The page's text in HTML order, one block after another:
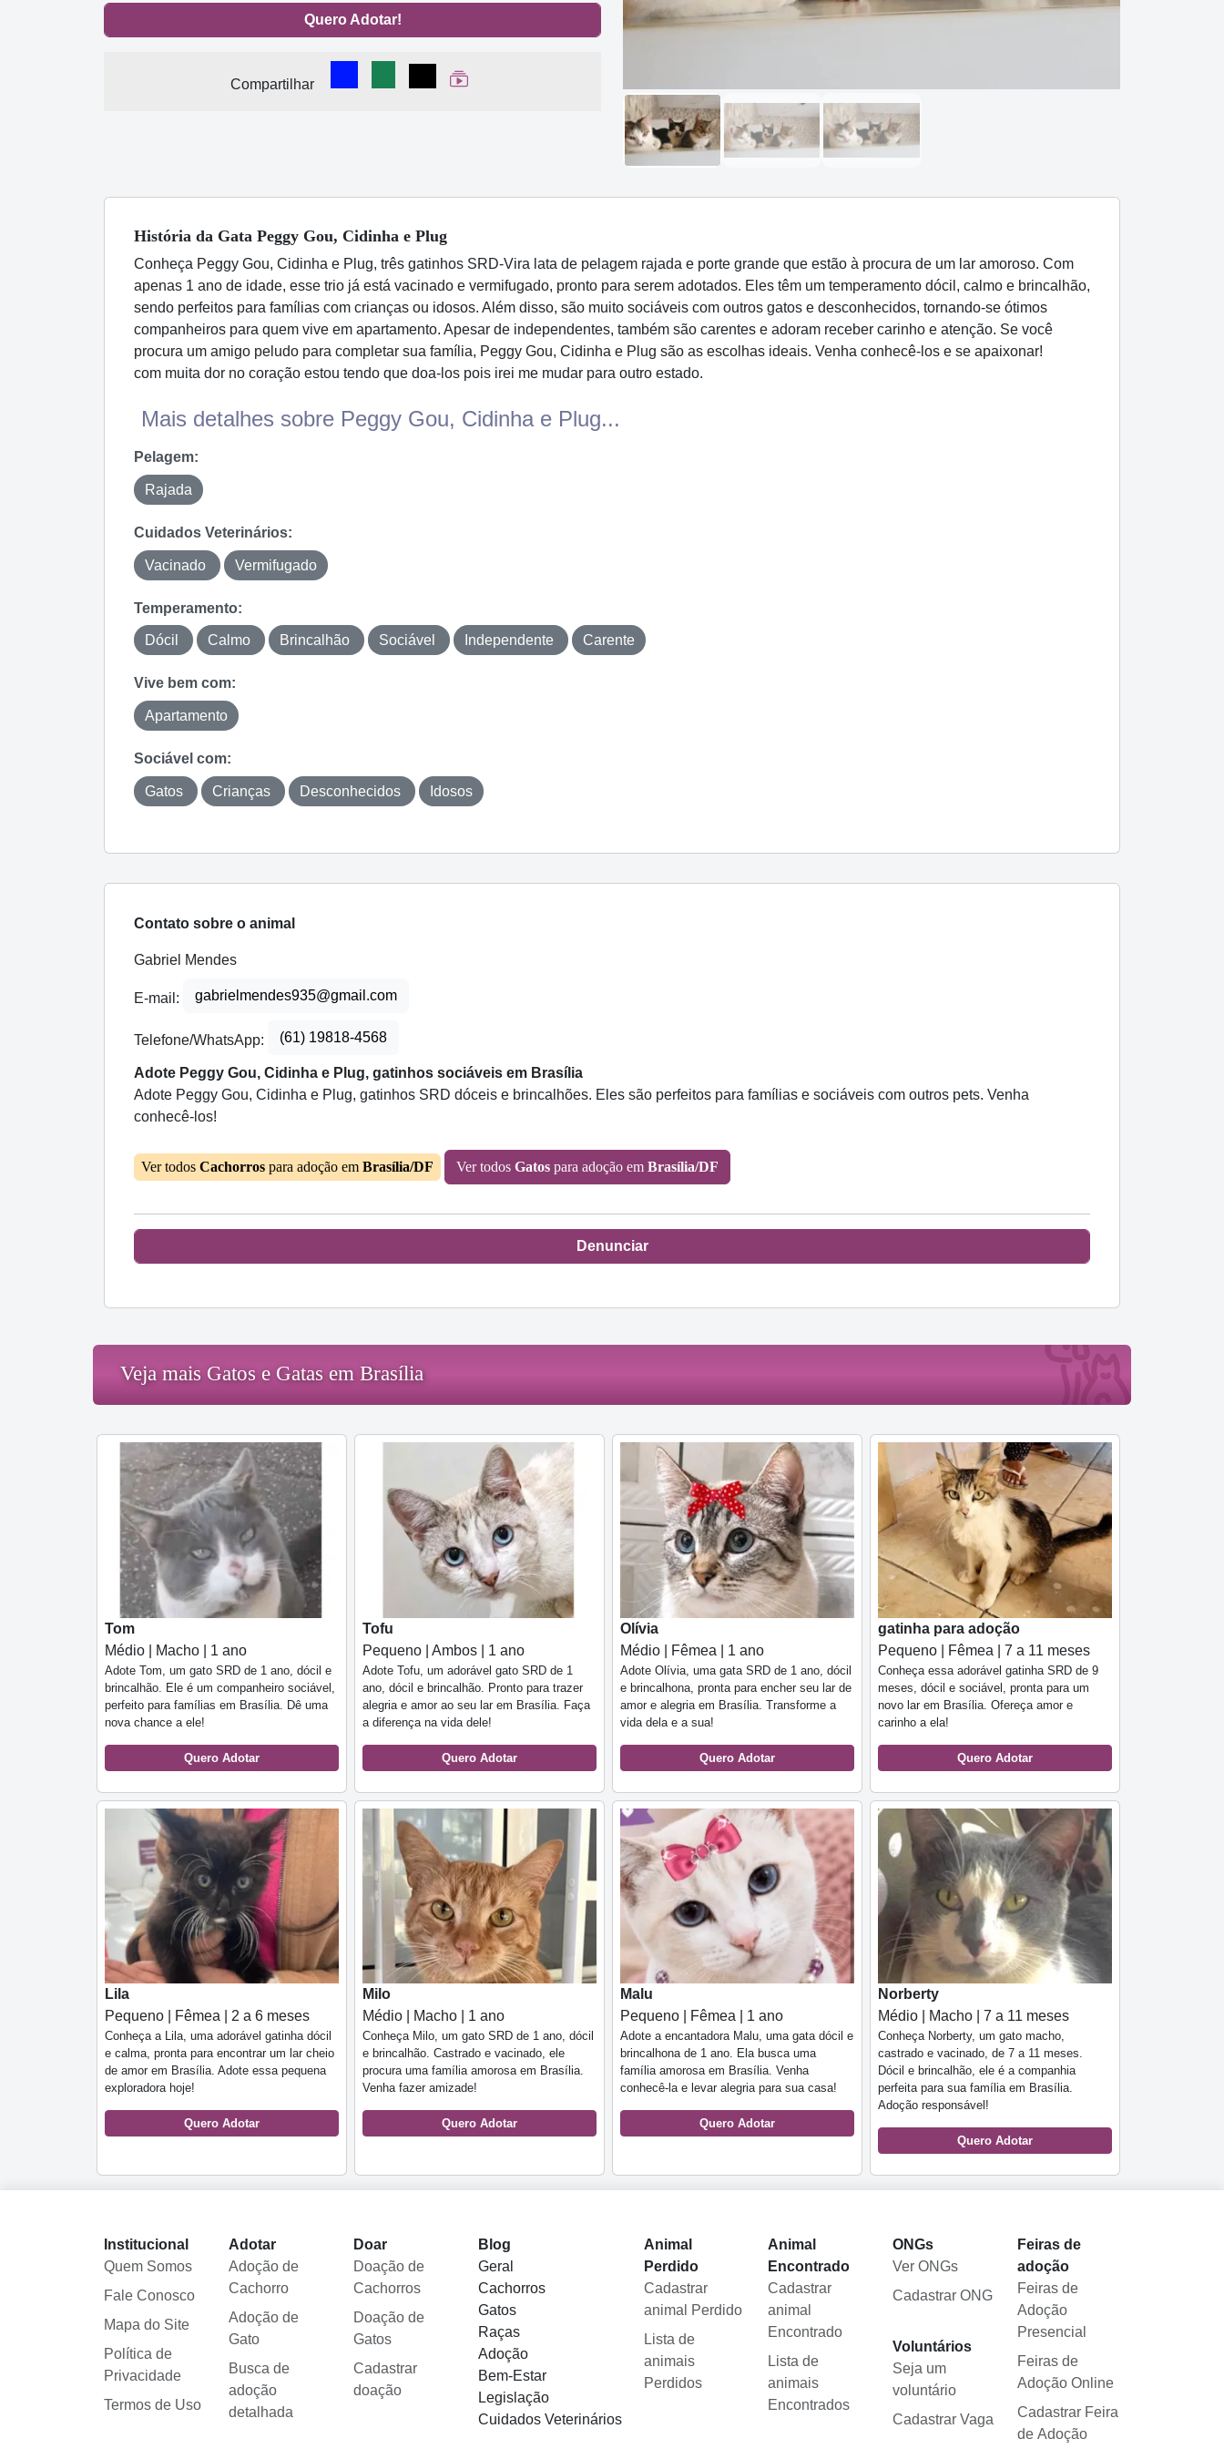
Quero Adotar!
Compartilhar
Compartilhar no Facebook
Compartilhar no WhatsApp
Compartilhar
Ver Web Story
História da Gata Peggy Gou, Cidinha e Plug
Conheça Peggy Gou, Cidinha e Plug, três gatinhos SRD-Vira lata de pelagem rajada e porte grande que estão à procura de um lar amoroso. Com
apenas 1 ano de idade, esse trio já está vacinado e vermifugado, pronto para serem adotados. Eles têm um temperamento dócil, calmo e brincalhão,
sendo perfeitos para famílias com crianças ou idosos. Além disso, são muito sociáveis com outros gatos e desconhecidos, tornando-se ótimos
companheiros para quem vive em apartamento. Apesar de independentes, também são carentes e adoram receber carinho e atenção. Se você
procura um amigo peludo para completar sua família, Peggy Gou, Cidinha e Plug são as escolhas ideais. Venha conhecê-los e se apaixonar!
com muita dor no coração estou tendo que doa-los pois irei me mudar para outro estado.
Mais detalhes sobre Peggy Gou, Cidinha e Plug...
Pelagem:
Rajada
Cuidados Veterinários:
Vacinado Vermifugado
Temperamento:
Dócil Calmo Brincalhão Sociável Independente Carente
Vive bem com:
Apartamento
Sociável com:
Gatos Crianças Desconhecidos Idosos
Contato sobre o animal
Gabriel Mendes
E-mail: gabrielmendes935@gmail.com
Telefone/WhatsApp: (61) 19818-4568
Adote Peggy Gou, Cidinha e Plug, gatinhos sociáveis em Brasília
Adote Peggy Gou, Cidinha e Plug, gatinhos SRD dóceis e brincalhões. Eles são perfeitos para famílias e sociáveis com outros pets. Venha
conhecê-los!
Ver todos Cachorros para adoção em Brasília/DF Ver todos Gatos para adoção em Brasília/DF
Denunciar
Veja mais Gatos e Gatas em Brasília
Tom
Médio | Macho | 1 ano
Adote Tom, um gato SRD de 1 ano, dócil e
brincalhão. Ele é um companheiro sociável,
perfeito para famílias em Brasília. Dê uma
nova chance a ele!
Quero Adotar
Tofu
Pequeno | Ambos | 1 ano
Adote Tofu, um adorável gato SRD de 1
ano, dócil e brincalhão. Pronto para trazer
alegria e amor ao seu lar em Brasília. Faça
a diferença na vida dele!
Quero Adotar
Olívia
Médio | Fêmea | 1 ano
Adote Olívia, uma gata SRD de 1 ano, dócil
e brincalhona, pronta para encher seu lar de
amor e alegria em Brasília. Transforme a
vida dela e a sua!
Quero Adotar
gatinha para adoção
Pequeno | Fêmea | 7 a 11 meses
Conheça essa adorável gatinha SRD de 9
meses, dócil e sociável, pronta para um
novo lar em Brasília. Ofereça amor e
carinho a ela!
Quero Adotar
Lila
Pequeno | Fêmea | 2 a 6 meses
Conheça a Lila, uma adorável gatinha dócil
e calma, pronta para encontrar um lar cheio
de amor em Brasília. Adote essa pequena
exploradora hoje!
Quero Adotar
Milo
Médio | Macho | 1 ano
Conheça Milo, um gato SRD de 1 ano, dócil
e brincalhão. Castrado e vacinado, ele
procura uma família amorosa em Brasília.
Venha fazer amizade!
Quero Adotar
Malu
Pequeno | Fêmea | 1 ano
Adote a encantadora Malu, uma gata dócil e
brincalhona de 1 ano. Ela busca uma
família amorosa em Brasília. Venha
conhecê-la e levar alegria para sua casa!
Quero Adotar
Norberty
Médio | Macho | 7 a 11 meses
Conheça Norberty, um gato macho,
castrado e vacinado, de 7 a 11 meses.
Dócil e brincalhão, ele é a companhia
perfeita para sua família em Brasília.
Adoção responsável!
Quero Adotar
Institucional
Quem Somos
Fale Conosco
Mapa do Site
Política de
Privacidade
Termos de Uso
Adotar
Adoção de
Cachorro
Adoção de
Gato
Busca de
adoção
detalhada
Doar
Doação de
Cachorros
Doação de
Gatos
Cadastrar
doação
Blog
Geral
Cachorros
Gatos
Raças
Adoção
Bem-Estar
Legislação
Cuidados Veterinários
Animal
Perdido
Cadastrar
animal Perdido
Lista de
animais
Perdidos
Animal
Encontrado
Cadastrar
animal
Encontrado
Lista de
animais
Encontrados
ONGs
Ver ONGs
Cadastrar ONG
Voluntários
Seja um
voluntário
Cadastrar Vaga
Feiras de
adoção
Feiras de
Adoção
Presencial
Feiras de
Adoção Online
Cadastrar Feira
de Adoção